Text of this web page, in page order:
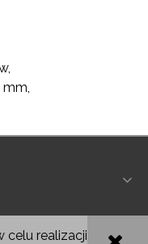
celu realizacji